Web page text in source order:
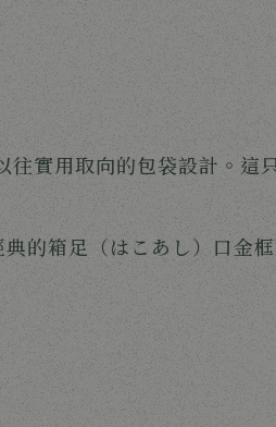
實用取向的包袋設計。
的箱足（はこあし）口金